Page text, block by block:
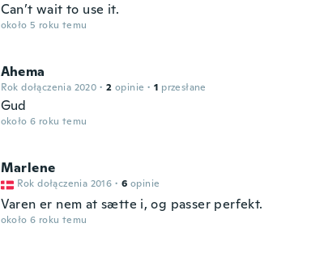
Can’t wait to use it.
około 5 roku temu
Ahema
Rok dołączenia 2020 · 2 opinie · 1 przesłane
Gud
około 6 roku temu
Marlene
Rok dołączenia 2016 · 6 opinie
Varen er nem at sætte i, og passer perfekt.
około 6 roku temu